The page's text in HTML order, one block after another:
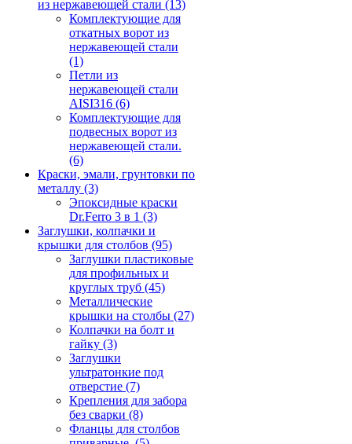
из нержавеющей стали (13)
Комплектующие для
откатных ворот из
нержавеющей стали
(1)
Петли из
нержавеющей стали
AISI316 (6)
Комплектующие для
подвесных ворот из
нержавеющей стали.
(6)
Краски, эмали, грунтовки по
металлу (3)
Эпоксидные краски
Dr.Ferro 3 в 1 (3)
Заглушки, колпачки и
крышки для столбов (95)
Заглушки пластиковые
для профильных и
круглых труб (45)
Металлические
крышки на столбы (27)
Колпачки на болт и
гайку (3)
Заглушки
ультратонкие под
отверстие (7)
Крепления для забора
без сварки (8)
Фланцы для столбов